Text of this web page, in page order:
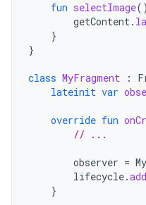
fun selectImage()
getContent.
}
}
class MyFragment :
lateinit var
override fun
// ...
observer =
lifecycle.
}